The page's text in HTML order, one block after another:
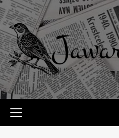
Skip
to
content
Menu